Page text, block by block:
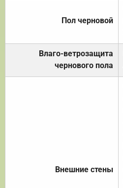
Пол черновой
Влаго-ветрозащита
чернового пола
Внешние стены